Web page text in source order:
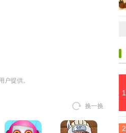
户提供。
换一换
1
2